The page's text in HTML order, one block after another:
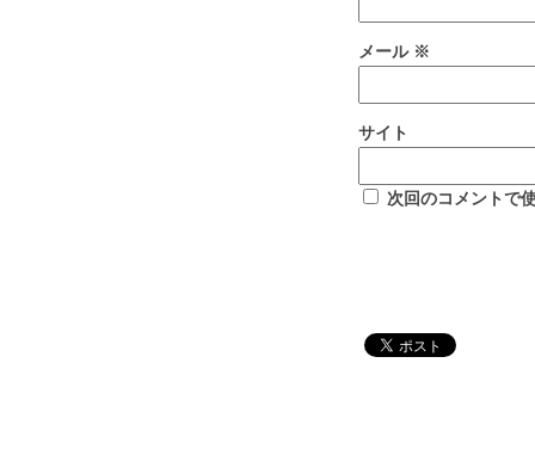
メール ※
サイト
次回のコメントで